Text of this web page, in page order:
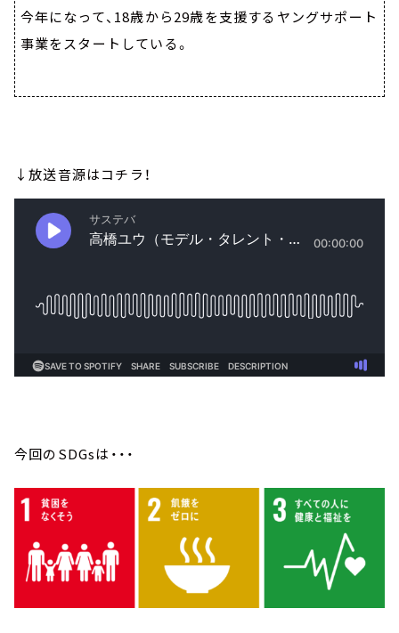
今年になって、18歳から29歳を支援するヤングサポート
事業をスタートしている。
↓放送音源はコチラ！
今回のSDGsは・・・